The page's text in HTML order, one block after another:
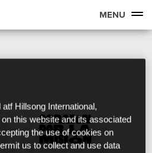
MENU
Hillsong International,
this website and its associated
the use of cookies on
us to collect and use data